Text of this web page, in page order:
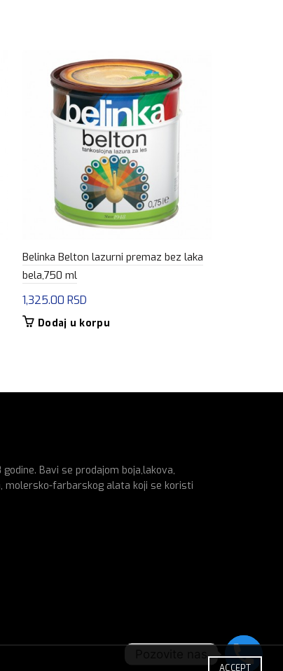
Belinka Belton lazurni premaz bez laka
bela,750 ml
1,325.00 RSD
Dodaj u korpu
Bavi se prodajom boja,lakova,
molersko-farbarskog alata koji se koristi
ACCEPT